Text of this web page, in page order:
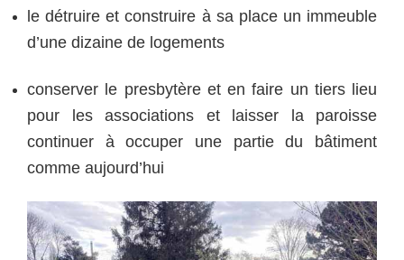
le détruire et construire à sa place un immeuble
d’une dizaine de logements
conserver le presbytère et en faire un tiers lieu
pour les associations et laisser la paroisse
continuer à occuper une partie du bâtiment
comme aujourd’hui